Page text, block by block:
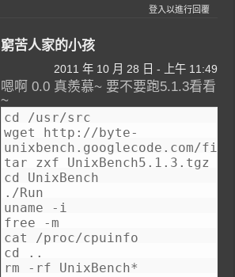
登入以進行回覆
窮苦人家的小孩
2011 年 10 月 28 日 - 上午 11:49
嗯啊 0.0 真羨慕~ 要不要跑5.1.3看看
~
cd /usr/src
wget http://byte-
unixbench.googlecode.com/
tar zxf UnixBench5.1.3.tgz
cd UnixBench
./Run
uname -i
free -m
cat /proc/cpuinfo
cd ..
rm -rf UnixBench*